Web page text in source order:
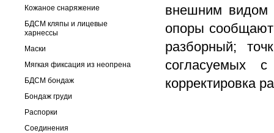
Кожаное снаряжение
БДСМ кляпы и лицевые
харнессы
Маски
Мягкая фиксация из неопрена
БДСМ бондаж
Бондаж груди
Распорки
Соединения
внешним видом
опоры сообщают
разборный;
согласуемых
корректировка